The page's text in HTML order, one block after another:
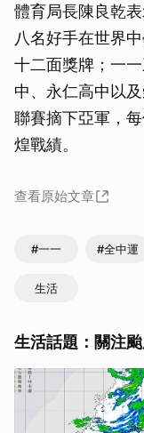
體育局長陳良乾
八名好手在世界
十二面獎牌；一
中、永仁高中以
聯賽摘下亞軍，
煌戰績。
查看原始文章
#一一 #全中運
生活
生活話題：關注